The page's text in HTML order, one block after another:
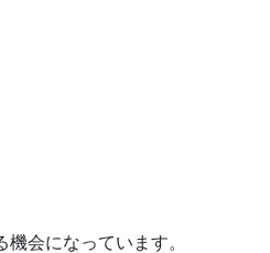
会になっています。